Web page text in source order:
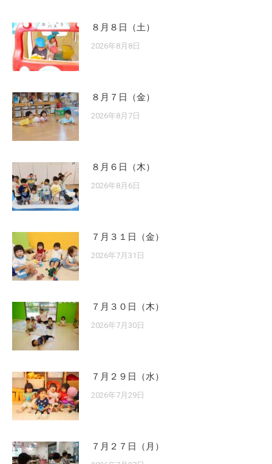
８月８日（土）
2026年8月8日
８月７日（金）
2026年8月7日
８月６日（木）
2026年8月6日
７月３１日（金）
2026年7月31日
７月３０日（木）
2026年7月30日
７月２９日（水）
2026年7月29日
７月２７日（月）